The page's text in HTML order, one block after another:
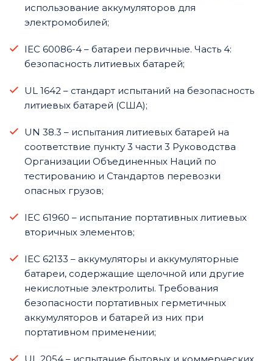
использование аккумуляторов для
электромобилей;
IEC 60086-4 – батареи первичные. Часть 4:
безопасность литиевых батарей;
UL 1642 – стандарт испытаний на безопасность
литиевых батарей (США);
UN 38.3 – испытания литиевых батарей на
соответствие пункту 3 части 3 Руководства
Организации Объединенных Наций по
тестированию и Стандартов перевозки
опасных грузов;
IEC 61960 – испытание портативных литиевых
вторичных элементов;
IEC 62133 – аккумуляторы и аккумуляторные
батареи, содержащие щелочной или другие
некислотные электролиты. Требования
безопасности портативных герметичных
аккумуляторов и батарей из них при
портативном применении;